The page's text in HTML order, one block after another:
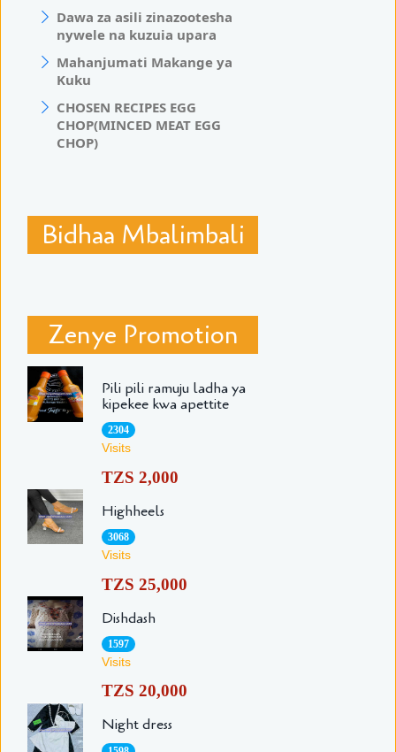
Dawa za asili zinazootesha
nywele na kuzuia upara
Mahanjumati Makange ya
Kuku
CHOSEN RECIPES EGG
CHOP(MINCED MEAT EGG
CHOP)
Bidhaa Mbalimbali
Zenye Promotion
Pili pili ramuju ladha ya
kipekee kwa apettite
2304
Visits
TZS 2,000
Highheels
3068
Visits
TZS 25,000
Dishdash
1597
Visits
TZS 20,000
Night dress